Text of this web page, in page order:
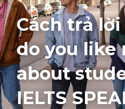
HỌC THỬ
Cách trả
do you like
about
IELTS